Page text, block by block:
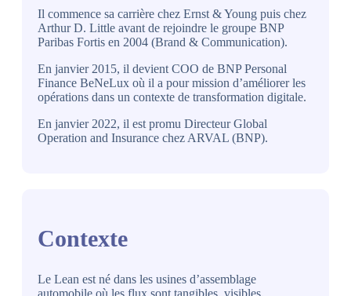
Il commence sa carrière chez Ernst & Young puis chez
Arthur D. Little avant de rejoindre le groupe BNP
Paribas Fortis en 2004 (Brand & Communication).
En janvier 2015, il devient COO de BNP Personal
Finance BeNeLux où il a pour mission d’améliorer les
opérations dans un contexte de transformation digitale.
En janvier 2022, il est promu Directeur Global
Operation and Insurance chez ARVAL (BNP).
Contexte
Le Lean est né dans les usines d’assemblage
automobile où les flux sont tangibles, visibles.